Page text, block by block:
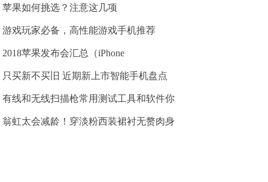
苹果如何挑选？注意这几项
游戏玩家必备，高性能游戏手机推荐
2018苹果发布会汇总（iPhone
只买新不买旧 近期新上市智能手机盘点
有线和无线扫描枪常用测试工具和软件你
翁虹太会减龄！穿淡粉西装裙衬无赘肉身